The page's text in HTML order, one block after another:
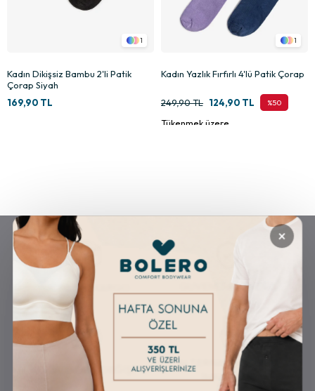
1
Kadın Dikişsiz Bambu 2'li Patik
Çorap Siyah
169,90 TL
1
Kadın Yazlık Fırfırlı 4'lü Patik Çorap
%50
124,90 TL
249,90 TL
Tükenmek üzere
ÜCRETSİZ KARGO GÜVENLİ ALIŞVERİŞ
KOLAY İADE & DEĞİŞİM
ALTERNATİF ÖDEME
İMKANLARI
×